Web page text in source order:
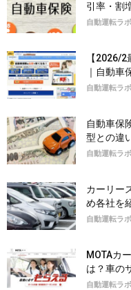
引率・割
自動運転ラ
【2026/
｜自動車
自動運転ラ
自動車保
型との違
自動運転ラ
カーリー
め各社を
自動運転ラ
MOTAカ
は？車の
自動運転ラ